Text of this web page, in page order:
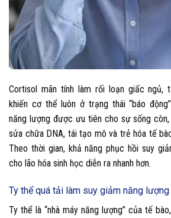
Cortisol mãn tính làm rối loạn giấc ngủ,
khiến cơ thể luôn ở trạng thái “báo
năng lượng được ưu tiên cho sự sống
sửa chữa DNA, tái tạo mô và trẻ hóa tế
Theo thời gian, khả năng phục hồi suy
cho lão hóa sinh học diễn ra nhanh hơn.
Ty thể quá tải làm suy giảm năng
Ty thể là “nhà máy năng lượng” của tế